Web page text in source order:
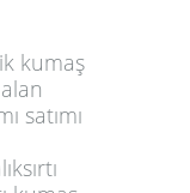
kumaş
satımı